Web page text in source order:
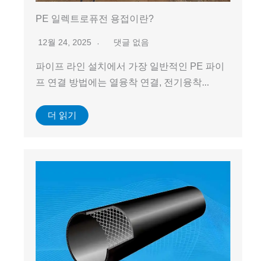
PE 일렉트로퓨전 용접이란?
12월 24, 2025 댓글 없음
파이프 라인 설치에서 가장 일반적인 PE 파이
프 연결 방법에는 열융착 연결, 전기융착...
더 읽기